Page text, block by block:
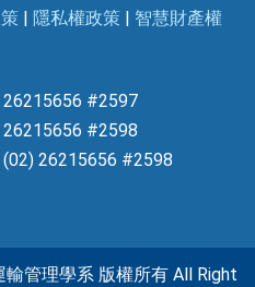
| 隱私權政策 | 智慧財產權
#2597
#2598
26215656 #2598
管理學系 版權所有 All Right